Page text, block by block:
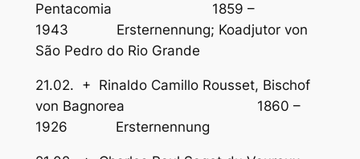
Pentacomia 1859 –
1943 Ersternennung; Koadjutor von
São Pedro do Rio Grande
21.02. + Rinaldo Camillo Rousset, Bischof
von Bagnorea 1860 –
1926 Ersternennung